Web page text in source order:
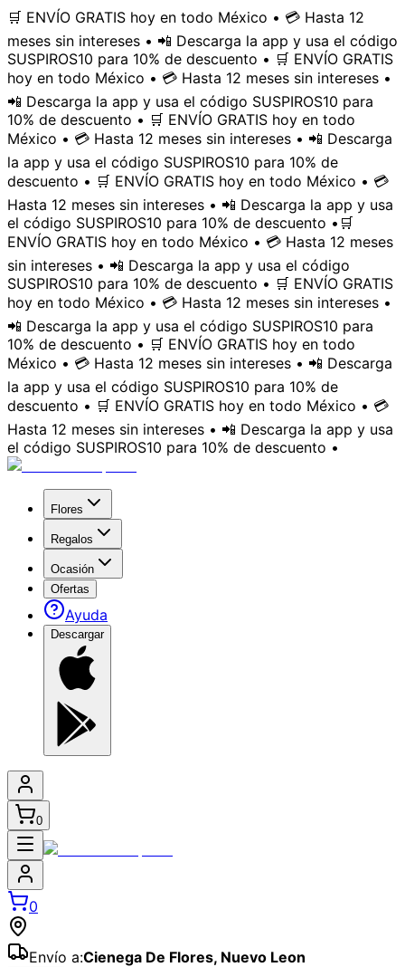
🛒 ENVÍO GRATIS hoy en todo México • 💳 Hasta 12
meses sin intereses • 📲 Descarga la app y usa el código
SUSPIROS10 para 10% de descuento • 🛒 ENVÍO GRATIS
hoy en todo México • 💳 Hasta 12 meses sin intereses •
📲 Descarga la app y usa el código SUSPIROS10 para
10% de descuento • 🛒 ENVÍO GRATIS hoy en todo
México • 💳 Hasta 12 meses sin intereses • 📲 Descarga
la app y usa el código SUSPIROS10 para 10% de
descuento • 🛒 ENVÍO GRATIS hoy en todo México • 💳
Hasta 12 meses sin intereses • 📲 Descarga la app y usa
el código SUSPIROS10 para 10% de descuento • 🛒
ENVÍO GRATIS hoy en todo México • 💳 Hasta 12 meses
sin intereses • 📲 Descarga la app y usa el código
SUSPIROS10 para 10% de descuento • 🛒 ENVÍO GRATIS
hoy en todo México • 💳 Hasta 12 meses sin intereses •
📲 Descarga la app y usa el código SUSPIROS10 para
10% de descuento • 🛒 ENVÍO GRATIS hoy en todo
México • 💳 Hasta 12 meses sin intereses • 📲 Descarga
la app y usa el código SUSPIROS10 para 10% de
descuento • 🛒 ENVÍO GRATIS hoy en todo México • 💳
Hasta 12 meses sin intereses • 📲 Descarga la app y usa
el código SUSPIROS10 para 10% de descuento •
Flores
Regalos
Ocasión
Ofertas
Ayuda
Descargar
0
0
Envío a:Cienega De Flores, Nuevo Leon